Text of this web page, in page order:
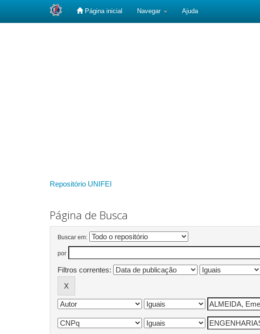
Página inicial Navegar Ajuda
Repositório UNIFEI
Página de Busca
Buscar em:
por
Filtros correntes: